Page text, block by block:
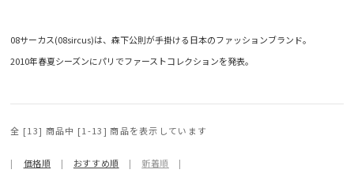
08サーカス(08sircus)は、森下公則が手掛ける日本のファッションブランド。
2010年春夏シーズンにパリでファーストコレクションを発表。
全 [13] 商品中 [1-13] 商品を表示しています
| 価格順 | おすすめ順 | 新着順 |